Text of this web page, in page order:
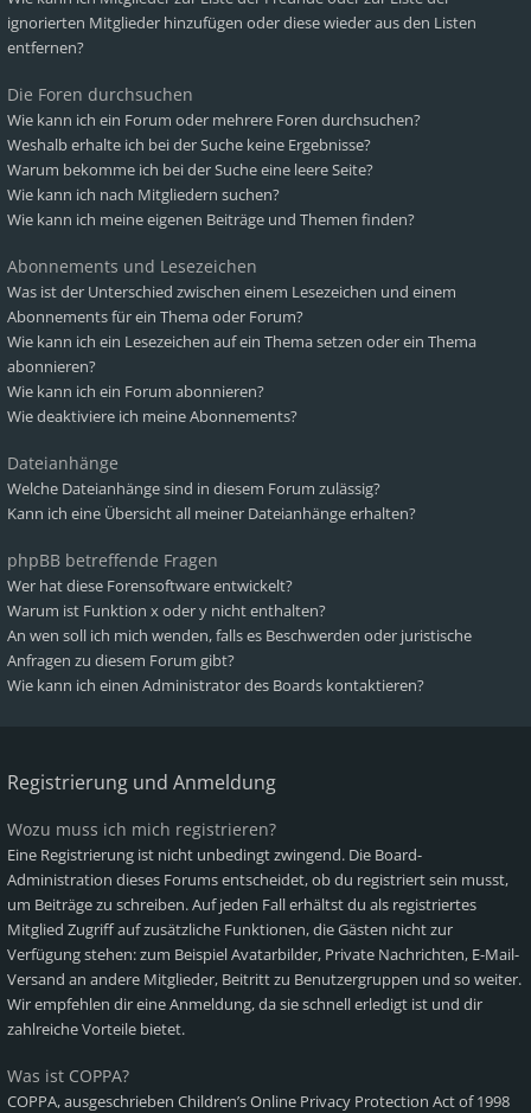
ignorierten Mitglieder hinzufügen oder diese wieder aus den Listen
entfernen?
Die Foren durchsuchen
Wie kann ich ein Forum oder mehrere Foren durchsuchen?
Weshalb erhalte ich bei der Suche keine Ergebnisse?
Warum bekomme ich bei der Suche eine leere Seite?
Wie kann ich nach Mitgliedern suchen?
Wie kann ich meine eigenen Beiträge und Themen finden?
Abonnements und Lesezeichen
Was ist der Unterschied zwischen einem Lesezeichen und einem
Abonnements für ein Thema oder Forum?
Wie kann ich ein Lesezeichen auf ein Thema setzen oder ein Thema
abonnieren?
Wie kann ich ein Forum abonnieren?
Wie deaktiviere ich meine Abonnements?
Dateianhänge
Welche Dateianhänge sind in diesem Forum zulässig?
Kann ich eine Übersicht all meiner Dateianhänge erhalten?
phpBB betreffende Fragen
Wer hat diese Forensoftware entwickelt?
Warum ist Funktion x oder y nicht enthalten?
An wen soll ich mich wenden, falls es Beschwerden oder juristische
Anfragen zu diesem Forum gibt?
Wie kann ich einen Administrator des Boards kontaktieren?
Registrierung und Anmeldung
Wozu muss ich mich registrieren?
Eine Registrierung ist nicht unbedingt zwingend. Die Board-
Administration dieses Forums entscheidet, ob du registriert sein musst,
um Beiträge zu schreiben. Auf jeden Fall erhältst du als registriertes
Mitglied Zugriff auf zusätzliche Funktionen, die Gästen nicht zur
Verfügung stehen: zum Beispiel Avatarbilder, Private Nachrichten, E-Mail-
Versand an andere Mitglieder, Beitritt zu Benutzergruppen und so weiter.
Wir empfehlen dir eine Anmeldung, da sie schnell erledigt ist und dir
zahlreiche Vorteile bietet.
Was ist COPPA?
COPPA, ausgeschrieben Children’s Online Privacy Protection Act of 1998